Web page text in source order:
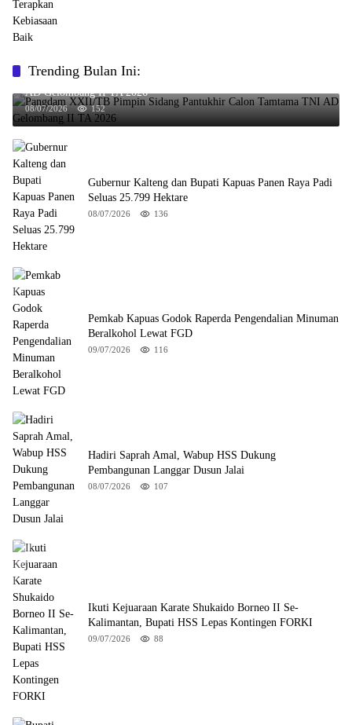
Trending Bulan Ini:
Pangdam XXII/TB Pimpin Sidang Pantukhir Calon Tamtama TNI
AD Gelombang II TA 2026
08/07/2026 152
Gubernur Kalteng dan Bupati Kapuas Panen Raya Padi
Seluas 25.799 Hektare
08/07/2026 136
Pemkab Kapuas Godok Raperda Pengendalian Minuman
Beralkohol Lewat FGD
09/07/2026 116
Hadiri Saprah Amal, Wabup HSS Dukung
Pembangunan Langgar Dusun Jalai
08/07/2026 107
Ikuti Kejuaraan Karate Shukaido Borneo II Se-
Kalimantan, Bupati HSS Lepas Kontingen FORKI
09/07/2026 88